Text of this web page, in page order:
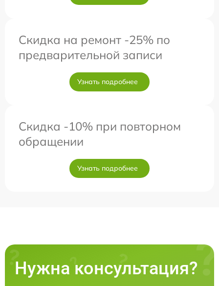
Скидка на ремонт -25% по
предварительной записи
Узнать подробнее
Скидка -10% при повторном
обращении
Узнать подробнее
Нужна консультация?